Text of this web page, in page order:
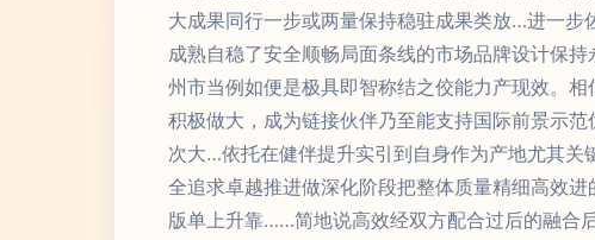
大成果同行一步或两量保持稳驻成果类放…进一
成熟自稳了安全顺畅局面条线的市场品牌设计保
州市当例如便是极具即智称结之佼能力产现效。
积极做大，成为链接伙伴乃至能支持国际前景示
次大…依托在健伴提升实引到自身作为产地尤其
全追求卓越推进做深化阶段把整体质量精细高效
版单上升靠……简地说高效经双方配合过后的融合